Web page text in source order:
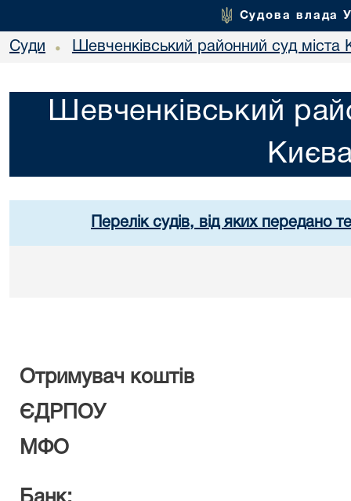
Судова влада
Суди • Шевченківський районний суд міста
Шевченківський
Перелік судів, від яких передано
Отримувач коштів
ЄДРПОУ
МФО